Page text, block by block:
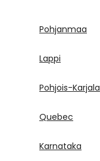
Pohjanmaa
Lappi
Pohjois-Karjala
Quebec
Karnataka